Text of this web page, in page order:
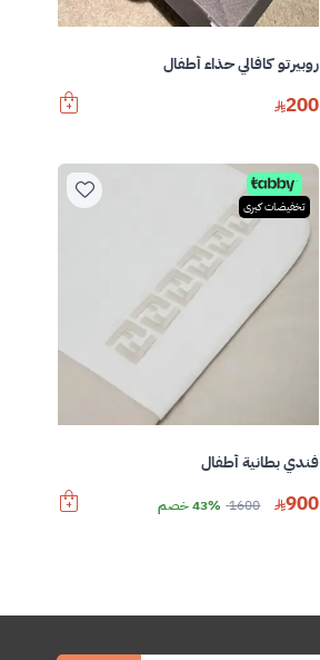
روبيرتو كافالي حذاء أطفال
200
تخفيضات كبرى
فندي بطانية أطفال
900
1600 43% خصم